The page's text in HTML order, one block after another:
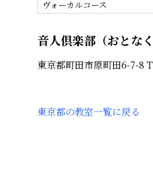
ヴォーカルコース
音人倶楽部（おとな
東京都町田市原町田6-7-8
東京都の教室一覧に戻る